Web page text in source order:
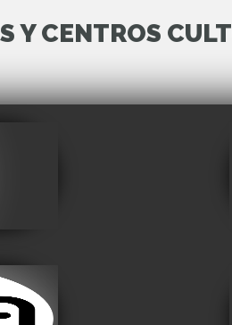
Y CENTROS
de